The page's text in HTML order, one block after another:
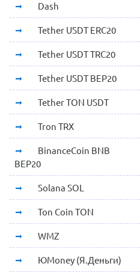
Dash
Tether USDT ERC20
Tether USDT TRC20
Tether USDT BEP20
Tether TON USDT
Tron TRX
BinanceCoin BNB
BEP20
Solana SOL
Ton Coin TON
WMZ
ЮMoney (Я.Деньги)